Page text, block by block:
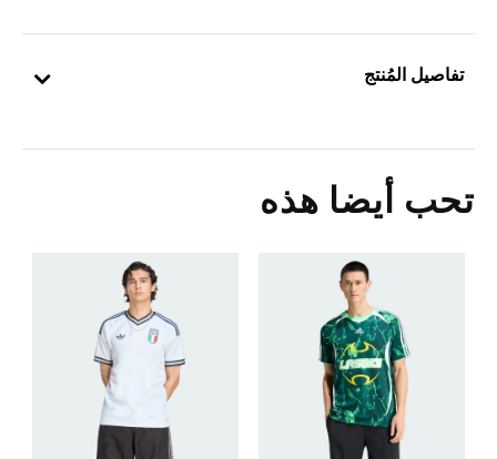
تفاصيل المُنتج
تحب أيضا هذه
Price Reduced From